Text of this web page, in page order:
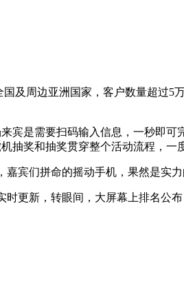
及周边亚洲国家，客户数量超过5
宾是需要扫码输入信息，一秒即可
抽奖和抽奖贯穿整个活动流程，一
宾们拼命的摇动手机，果然是实
更新，转眼间，大屏幕上排名公